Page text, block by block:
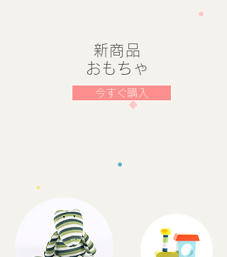
新商品
​おもちゃ
今すぐ購入